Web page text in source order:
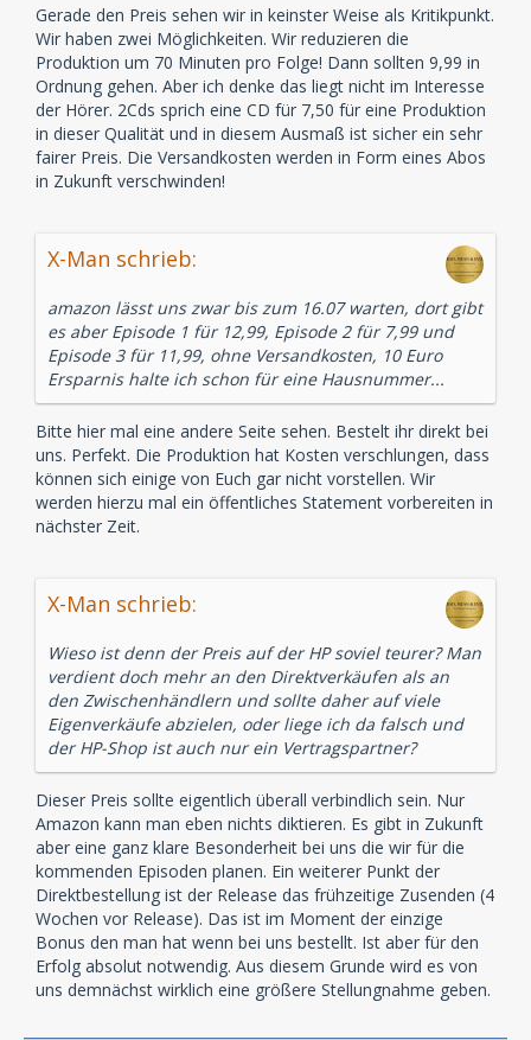
Gerade den Preis sehen wir in keinster Weise als Kritikpunkt.
Wir haben zwei Möglichkeiten. Wir reduzieren die
Produktion um 70 Minuten pro Folge! Dann sollten 9,99 in
Ordnung gehen. Aber ich denke das liegt nicht im Interesse
der Hörer. 2Cds sprich eine CD für 7,50 für eine Produktion
in dieser Qualität und in diesem Ausmaß ist sicher ein sehr
fairer Preis. Die Versandkosten werden in Form eines Abos
in Zukunft verschwinden!
X-Man schrieb:
amazon lässt uns zwar bis zum 16.07 warten, dort gibt
es aber Episode 1 für 12,99, Episode 2 für 7,99 und
Episode 3 für 11,99, ohne Versandkosten, 10 Euro
Ersparnis halte ich schon für eine Hausnummer...
Bitte hier mal eine andere Seite sehen. Bestelt ihr direkt bei
uns. Perfekt. Die Produktion hat Kosten verschlungen, dass
können sich einige von Euch gar nicht vorstellen. Wir
werden hierzu mal ein öffentliches Statement vorbereiten in
nächster Zeit.
X-Man schrieb:
Wieso ist denn der Preis auf der HP soviel teurer? Man
verdient doch mehr an den Direktverkäufen als an
den Zwischenhändlern und sollte daher auf viele
Eigenverkäufe abzielen, oder liege ich da falsch und
der HP-Shop ist auch nur ein Vertragspartner?
Dieser Preis sollte eigentlich überall verbindlich sein. Nur
Amazon kann man eben nichts diktieren. Es gibt in Zukunft
aber eine ganz klare Besonderheit bei uns die wir für die
kommenden Episoden planen. Ein weiterer Punkt der
Direktbestellung ist der Release das frühzeitige Zusenden (4
Wochen vor Release). Das ist im Moment der einzige
Bonus den man hat wenn bei uns bestellt. Ist aber für den
Erfolg absolut notwendig. Aus diesem Grunde wird es von
uns demnächst wirklich eine größere Stellungnahme geben.